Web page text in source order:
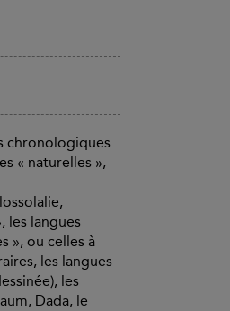
chronologiques
« naturelles »,
les langues
», ou celles à
les langues
les
Dada, le